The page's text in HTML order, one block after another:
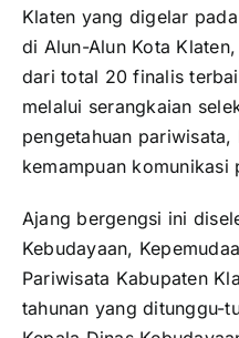
Klaten yang digelar
di Alun-Alun Kota
dari total 20 finalis
melalui serangkaian
pengetahuan
kemampuan komunikasi
Ajang bergengsi ini
Kebudayaan,
Pariwisata Kabupaten
tahunan yang ditunggu-